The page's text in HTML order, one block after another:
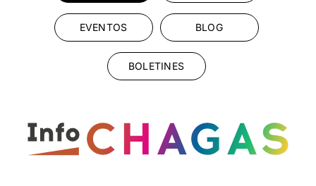
INFOCHAGAS
RECURSOS
CONTACTO
EVENTOS BLOG
BOLETINES